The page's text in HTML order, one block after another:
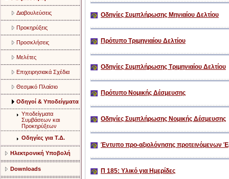
Διαβουλεύσεις
Προκηρύξεις
Προσκλήσεις
Μελέτες
Επιχειρησιακά Σχέδια
Θεσμικό Πλαίσιο
Οδηγοί & Υποδείγματα
Υποδείγματα
Συμβάσεων και
Προκηρύξεων
Οδηγίες για Τ.Δ.
Ηλεκτρονική Υποβολή
Downloads
Οδηγίες Συμπλήρωσης Μηνιαίου Δελτίου
Πρότυπο Τριμηνιαίου Δελτίου
Οδηγίες Συμπλήρωσης Τριμηνιαίου Δελτίου
Πρότυπο Νομικής Δέσμευσης
Οδηγίες Συμπλήρωσης Νομικής Δέσμευσης
Έντυπο προ-αξιολόγησης προτεινόμενων
Π 185: Υλικό για Ημερίδες